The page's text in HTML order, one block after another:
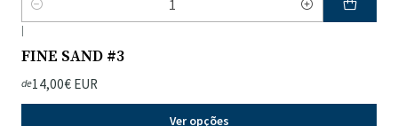
Quantidade
|
FINE SAND #3
de14,00€ EUR
Ver opções